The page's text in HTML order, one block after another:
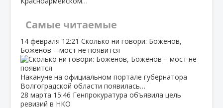
Самые читаемые
14 февраля 12:21 Сколько ни говори: Боженов,
Боженов – мост не появится
Накануне на официальном портале губернатора
Волгоградской области появилась…
28 марта 15:46 Генпрокуратура объявила цель
ревизий в НКО